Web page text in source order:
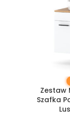
DODAJ DO
Zestaw
Szafka